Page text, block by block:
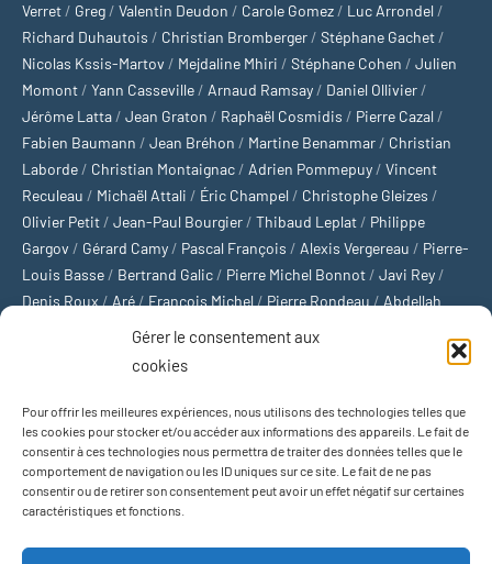
Gérer le consentement aux
cookies
Pour offrir les meilleures expériences, nous utilisons des technologies telles que
les cookies pour stocker et/ou accéder aux informations des appareils. Le fait de
consentir à ces technologies nous permettra de traiter des données telles que le
comportement de navigation ou les ID uniques sur ce site. Le fait de ne pas
consentir ou de retirer son consentement peut avoir un effet négatif sur certaines
caractéristiques et fonctions.
Verret / Greg / Valentin Deudon / Carole Gomez / Luc Arrondel /
Richard Duhautois / Christian Bromberger / Stéphane Gachet /
Nicolas Kssis-Martov / Mejdaline Mhiri / Stéphane Cohen / Julien
Momont / Yann Casseville / Arnaud Ramsay / Daniel Ollivier /
Jérôme Latta / Jean Graton / Raphaël Cosmidis / Pierre Cazal /
Fabien Baumann / Jean Bréhon / Martine Benammar / Christian
Laborde / Christian Montaignac / Adrien Pommepuy / Vincent
Reculeau / Michaël Attali / Éric Champel / Christophe Gleizes /
Olivier Petit / Jean-Paul Bourgier / Thibaud Leplat / Philippe
Gargov / Gérard Camy / Pascal François / Alexis Vergereau / Pierre-
Louis Basse / Bertrand Galic / Pierre Michel Bonnot / Javi Rey /
Denis Roux / Aré / François Michel / Pierre Rondeau / Abdellah
Michaël Delépine
Football/ Cyclisme/Tous les sports/Jeux olympiques/Rugby/
Basket-ball/Sports US/Boxe/Tennis/Bateaux/Formule 1/
Moto/Natation/Sports d'hiver/Marathon/Trail/Automobile
Baseball/Golf/Athlétisme